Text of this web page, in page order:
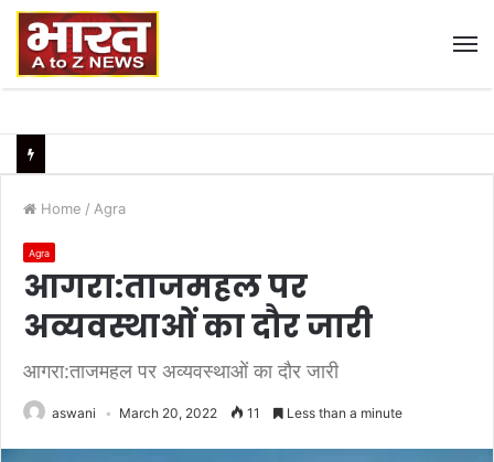
Home / Agra
Agra
आगरा:ताजमहल पर
अव्यवस्थाओं का दौर जारी
आगरा:ताजमहल पर अव्यवस्थाओं का दौर जारी
aswani March 20, 2022 11 Less than a minute